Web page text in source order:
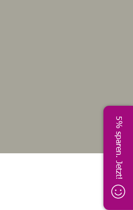
5% sparen. Jetzt!